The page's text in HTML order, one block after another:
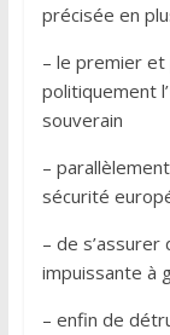
précisée en
– le premier
politiquement
souverain
–
sécurité
– de s’assurer
impuissante à
– enfin de